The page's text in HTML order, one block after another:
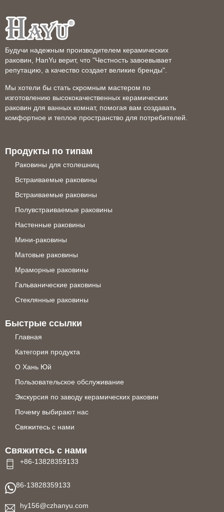
Будучи надежным производителем керамических
раковин, HanYu верит, что "Честность завоевывает
репутацию, а качество создает великие бренды".
Мы хотели бы стать скромным мастером по
изготовлению высококачественных керамических
раковин для ванных комнат, помогая вам создавать
комфортное и теплое пространство для потребителей.
Продукты по типам
Раковины для столешниц
Встраиваемые раковины
Встраиваемые раковины
Полувстраиваемые раковины
Настенные раковины
Мини-раковины
Матовые раковины
Мраморные раковины
Гальванические раковины
Стеклянные раковины
Быстрые ссылки
Главная
Категория продукта
О Хань Юй
Пользовательское обслуживание
Экскурсия по заводу керамических раковин
Почему выбирают нас
Свяжитесь с нами
Свяжитесь с нами
+86-13828359133
86-13828359133
hy156@czhanyu.com